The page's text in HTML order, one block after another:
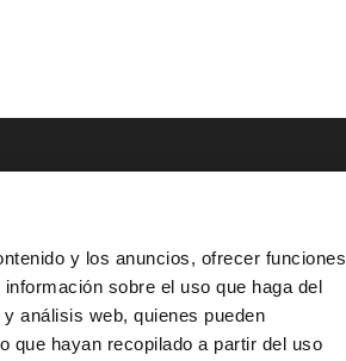
y los anuncios, ofrecer funciones
sobre el uso que haga del
análisis web, quienes pueden
que hayan recopilado a partir del uso
^ Aviso Legal
^ Política de Privacidad